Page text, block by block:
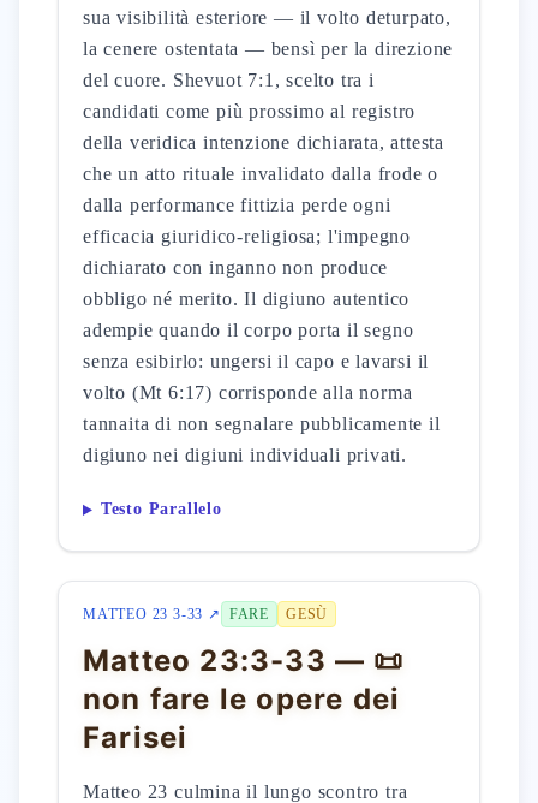
sua visibilità esteriore — il volto deturpato,
la cenere ostentata — bensì per la direzione
del cuore. Shevuot 7:1, scelto tra i
candidati come più prossimo al registro
della veridica intenzione dichiarata, attesta
che un atto rituale invalidato dalla frode o
dalla performance fittizia perde ogni
efficacia giuridico-religiosa; l'impegno
dichiarato con inganno non produce
obbligo né merito. Il digiuno autentico
adempie quando il corpo porta il segno
senza esibirlo: ungersi il capo e lavarsi il
volto (Mt 6:17) corrisponde alla norma
tannaita di non segnalare pubblicamente il
digiuno nei digiuni individuali privati.
Testo Parallelo
MATTEO 23 3-33 ↗ FARE GESÙ
Matteo 23:3-33 — 📜
non fare le opere dei
Farisei
Matteo 23 culmina il lungo scontro tra